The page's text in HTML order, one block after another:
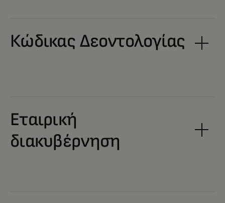
Κώδικας Δεοντολογίας
Εταιρική
διακυβέρνηση